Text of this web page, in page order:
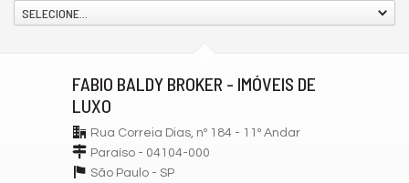
SELECIONE...
FABIO BALDY BROKER - IMÓVEIS DE
LUXO
Rua Correia Dias, nº 184 - 11º Andar
Paraíso - 04104-000
São Paulo - SP